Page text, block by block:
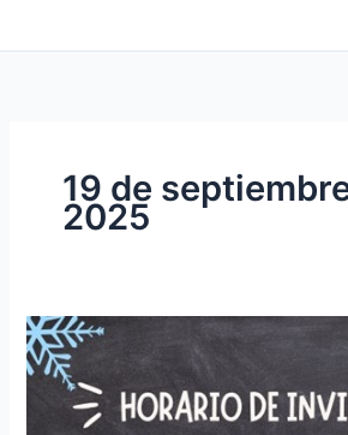
19 de
2025
HORARIO
DE
INVIERNO